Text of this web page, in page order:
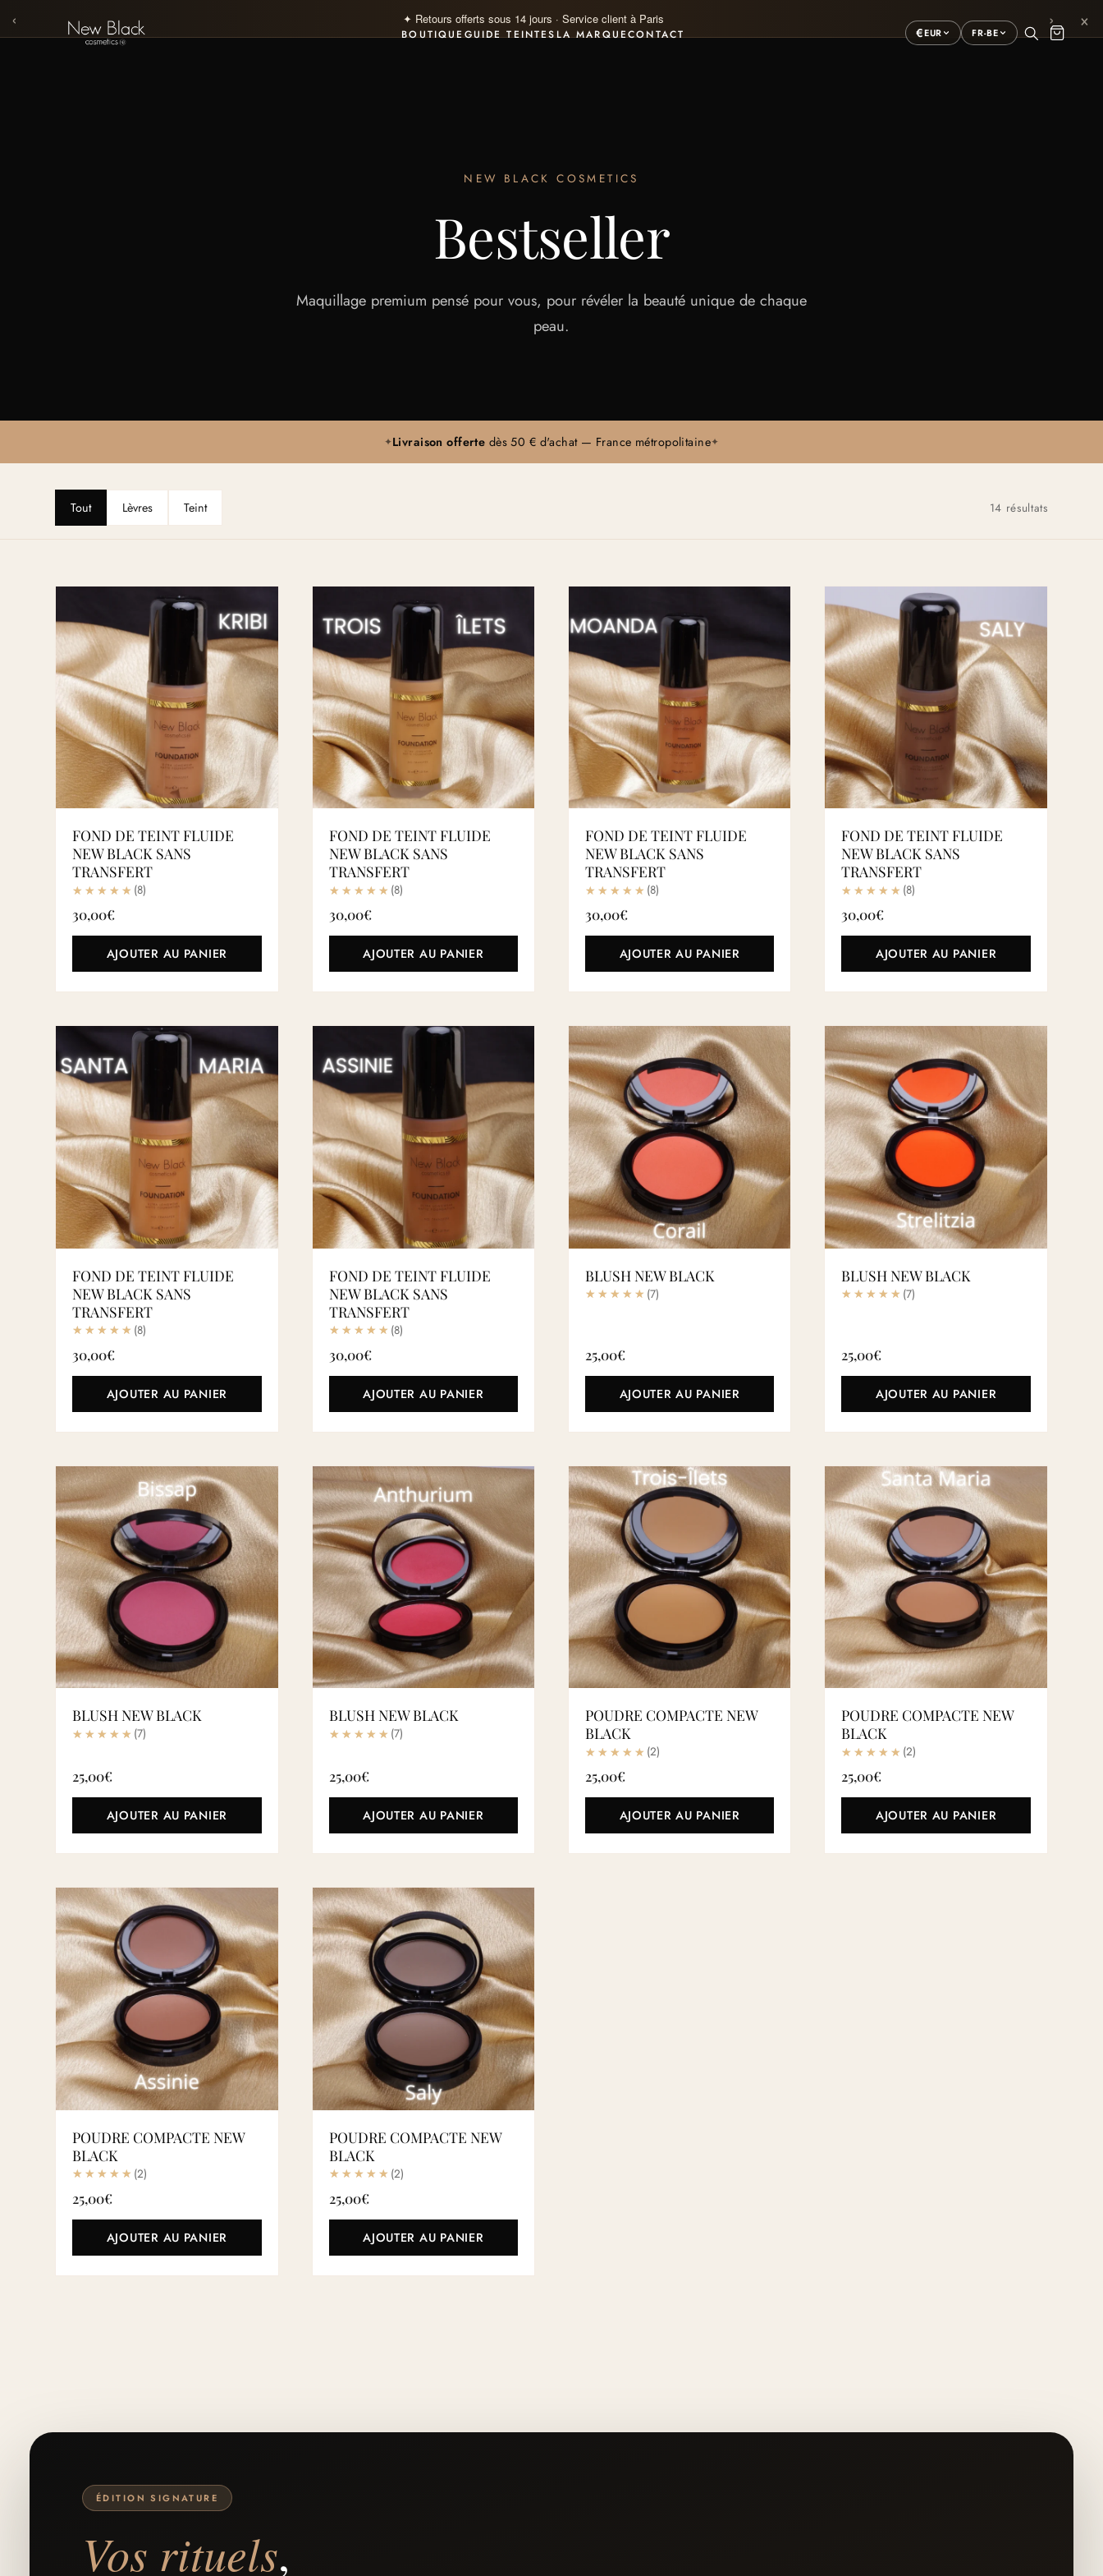
‹ ✦ Paiement 100% sécurisé · Visa · Mastercard · Klarna 4× › ×
BOUTIQUEGUIDE TEINTESLA MARQUECONTACT €EUR FR-BE
NEW BLACK COSMETICS
Bestseller
Maquillage premium pensé pour vous, pour révéler la beauté unique de chaque
peau.
✦Livraison offerte dès 50 € d'achat — France métropolitaine✦
Tout Lèvres Teint 14 résultats
FOND DE TEINT FLUIDE
NEW BLACK SANS
TRANSFERT
(8)
30,00€
AJOUTER AU PANIER
FOND DE TEINT FLUIDE
NEW BLACK SANS
TRANSFERT
(8)
30,00€
AJOUTER AU PANIER
FOND DE TEINT FLUIDE
NEW BLACK SANS
TRANSFERT
(8)
30,00€
AJOUTER AU PANIER
FOND DE TEINT FLUIDE
NEW BLACK SANS
TRANSFERT
(8)
30,00€
AJOUTER AU PANIER
FOND DE TEINT FLUIDE
NEW BLACK SANS
TRANSFERT
(8)
30,00€
AJOUTER AU PANIER
FOND DE TEINT FLUIDE
NEW BLACK SANS
TRANSFERT
(8)
30,00€
AJOUTER AU PANIER
BLUSH NEW BLACK
(7)
25,00€
AJOUTER AU PANIER
BLUSH NEW BLACK
(7)
25,00€
AJOUTER AU PANIER
BLUSH NEW BLACK
(7)
25,00€
AJOUTER AU PANIER
BLUSH NEW BLACK
(7)
25,00€
AJOUTER AU PANIER
POUDRE COMPACTE NEW
BLACK
(2)
25,00€
AJOUTER AU PANIER
POUDRE COMPACTE NEW
BLACK
(2)
25,00€
AJOUTER AU PANIER
POUDRE COMPACTE NEW
BLACK
(2)
25,00€
AJOUTER AU PANIER
POUDRE COMPACTE NEW
BLACK
(2)
25,00€
AJOUTER AU PANIER
ÉDITION SIGNATURE
Vos rituels,